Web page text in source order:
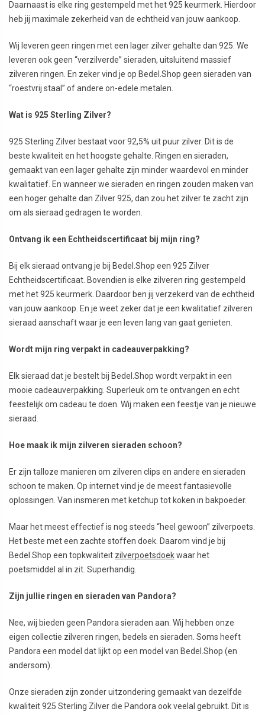
Daarnaast is elke ring gestempeld met het 925 keurmerk. Hierdoor
heb jij maximale zekerheid van de echtheid van jouw aankoop.
Wij leveren geen ringen met een lager zilver gehalte dan 925. We
leveren ook geen “verzilverde” sieraden, uitsluitend massief
zilveren ringen. En zeker vind je op Bedel.Shop geen sieraden van
“roestvrij staal” of andere on-edele metalen.
Wat is 925 Sterling Zilver?
925 Sterling Zilver bestaat voor 92,5% uit puur zilver. Dit is de
beste kwaliteit en het hoogste gehalte. Ringen en sieraden,
gemaakt van een lager gehalte zijn minder waardevol en minder
kwalitatief. En wanneer we sieraden en ringen zouden maken van
een hoger gehalte dan Zilver 925, dan zou het zilver te zacht zijn
om als sieraad gedragen te worden.
Ontvang ik een Echtheidscertificaat bij mijn ring?
Bij elk sieraad ontvang je bij Bedel.Shop een 925 Zilver
Echtheidscertificaat. Bovendien is elke zilveren ring gestempeld
met het 925 keurmerk. Daardoor ben jij verzekerd van de echtheid
van jouw aankoop. En je weet zeker dat je een kwalitatief zilveren
sieraad aanschaft waar je een leven lang van gaat genieten.
Wordt mijn ring verpakt in cadeauverpakking?
Elk sieraad dat je bestelt bij Bedel.Shop wordt verpakt in een
mooie cadeauverpakking. Superleuk om te ontvangen en echt
feestelijk om cadeau te doen. Wij maken een feestje van je nieuwe
sieraad.
Hoe maak ik mijn zilveren sieraden schoon?
Er zijn talloze manieren om zilveren clips en andere en sieraden
schoon te maken. Op internet vind je de meest fantasievolle
oplossingen. Van insmeren met ketchup tot koken in bakpoeder.
Maar het meest effectief is nog steeds “heel gewoon” zilverpoets.
Het beste met een zachte stoffen doek. Daarom vind je bij
Bedel.Shop een topkwaliteit zilverpoetsdoekwaar het
poetsmiddel al in zit. Superhandig.
Zijn jullie ringen en sieraden van Pandora?
Nee, wij bieden geen Pandora sieraden aan. Wij hebben onze
eigen collectie zilveren ringen, bedels en sieraden. Soms heeft
Pandora een model dat lijkt op een model van Bedel.Shop (en
andersom).
Onze sieraden zijn zonder uitzondering gemaakt van dezelfde
kwaliteit 925 Sterling Zilver die Pandora ook veelal gebruikt. Dit is